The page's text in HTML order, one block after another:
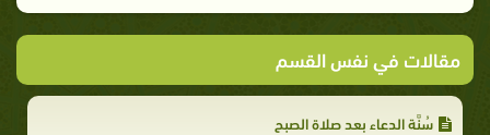
مقالات في نفس القسم
سُنَّة الدعاء بعد صلاة الصبح